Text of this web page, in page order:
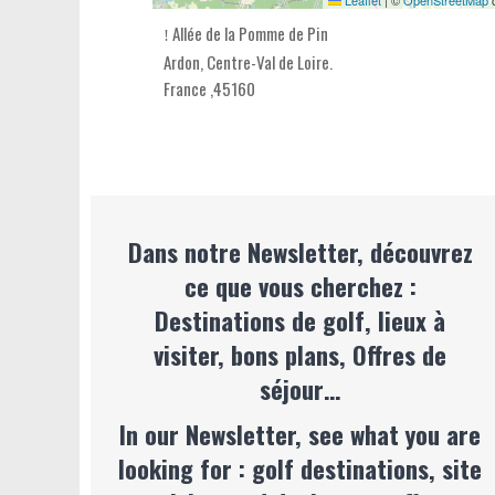
Allée de la Pomme de Pin
Ardon, Centre-Val de Loire.
France ,45160
Dans notre Newsletter, découvrez
ce que vous cherchez :
Destinations de golf, lieux à
visiter, bons plans, Offres de
séjour…
In our Newsletter, see what you are
looking for : golf destinations, site